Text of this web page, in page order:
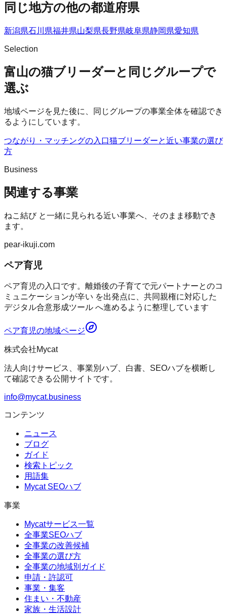
同じ地方の他の都道府県
新潟県石川県福井県山梨県長野県岐阜県静岡県愛知県
Selection
富山の猫ブリーダーと同じグループで
選ぶ
地域ページを見た後に、同じグループの事業全体を確認でき
るようにしています。
つながり・マッチングの入口猫ブリーダーと近い事業の選び
方
Business
関連する事業
ねこ結びと一緒に見られる近い事業へ、そのまま移動でき
ます。
pear-ikuji.com
ペア育児
ペア育児の入口です。離婚後の子育てで元パートナーとのコ
ミュニケーションが辛い を出発点に、共同親権に対応した
デジタル合意形成ツール へ進めるように整理しています
ペア育児の地域ページ
株式会社Mycat
法人向けサービス、事業別ハブ、白書、SEOハブを横断し
て確認できる公開サイトです。
info@mycat.business
コンテンツ
ニュース
ブログ
ガイド
検索トピック
用語集
Mycat SEOハブ
事業
Mycatサービス一覧
全事業SEOハブ
全事業の改善候補
全事業の選び方
全事業の地域別ガイド
申請・許認可
事業・集客
住まい・不動産
家族・生活設計